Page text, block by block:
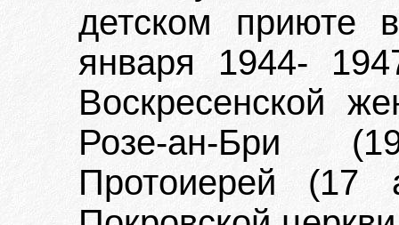
детском приюте
января 1944-
Воскресенской
Розе-ан-Бри
Протоиерей (17